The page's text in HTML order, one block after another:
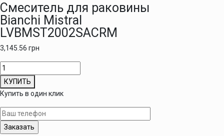
Смеситель для раковины
Bianchi Mistral
LVBMST2002SACRM
3,145.56 грн
Количество
товара
Смеситель
для
раковины
Bianchi
Mistral
КУПИТЬ
Купить в один клик